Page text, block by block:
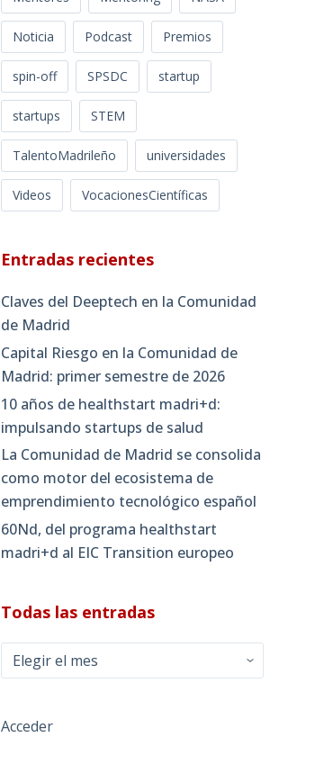
Noticia Podcast Premios
spin-off SPSDC startup
startups STEM
TalentoMadrileño universidades
Videos VocacionesCientíficas
Entradas recientes
Claves del Deeptech en la Comunidad
de Madrid
Capital Riesgo en la Comunidad de
Madrid: primer semestre de 2026
10 años de healthstart madri+d:
impulsando startups de salud
La Comunidad de Madrid se consolida
como motor del ecosistema de
emprendimiento tecnológico español
60Nd, del programa healthstart
madri+d al EIC Transition europeo
Todas las entradas
Todas
las
Acceder